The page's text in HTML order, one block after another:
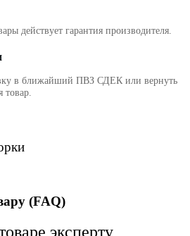
действует гарантия производителя.
в ближайший ПВЗ СДЕК или вернуть
(FAQ)
эксперту